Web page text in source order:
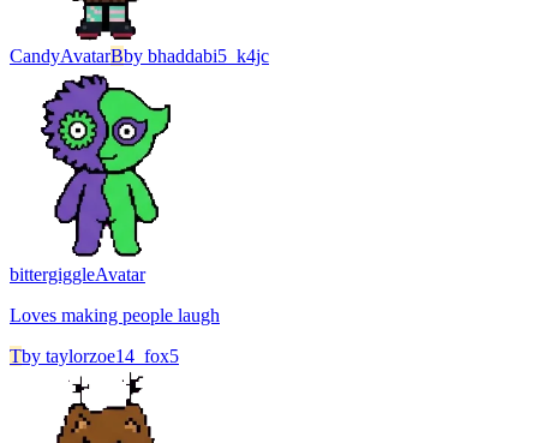
CandyAvatarBby bhaddabi5_k4jc
bittergiggleAvatar
Loves making people laugh
Tby taylorzoe14_fox5